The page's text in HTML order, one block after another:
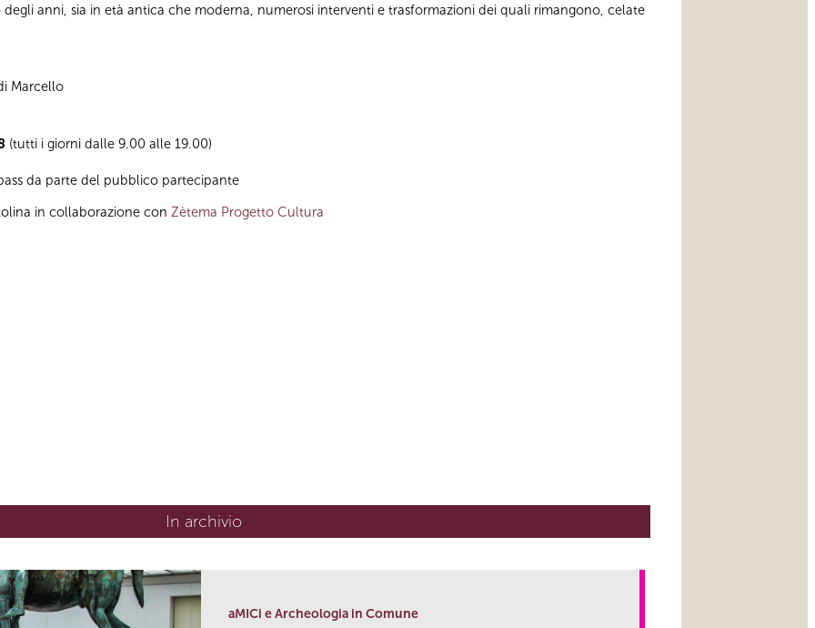
anni, sia in età antica che moderna, numerosi interventi e trasformazioni dei quali rimangono, celate
Marcello
(tutti i giorni dalle 9.00 alle 19.00)
da parte del pubblico partecipante
in collaborazione con Zètema Progetto Cultura
In archivio
aMICi e Archeologia in Comune